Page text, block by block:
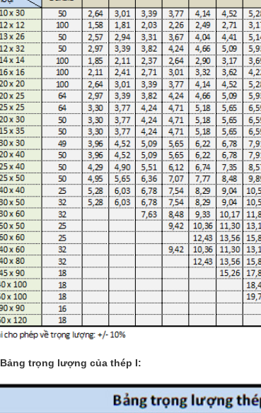
Bảng trọng lượng của thép I: